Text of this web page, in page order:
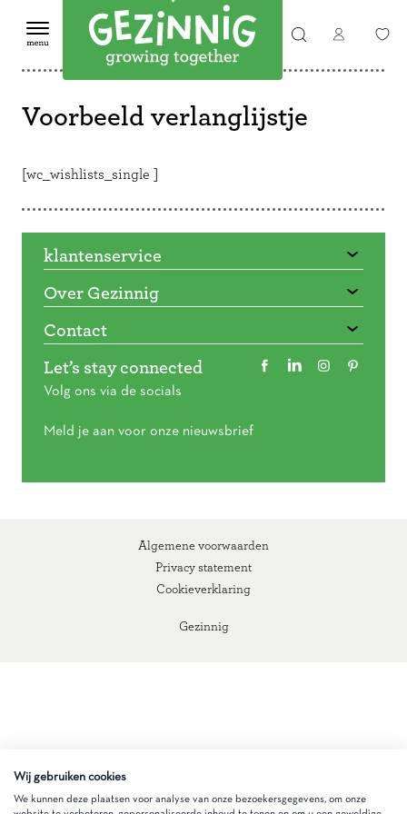
Voorbeeld verlanglijstje
[wc_wishlists_single ]
klantenservice
Over Gezinnig
Contact
Let’s stay connected
Volg ons via de socials
Meld je aan voor onze nieuwsbrief
Gezinnig
Algemene voorwaarden
Privacy statement
Cookieverklaring
Wij gebruiken cookies
We kunnen deze plaatsen voor analyse van onze bezoekersgegevens, om onze